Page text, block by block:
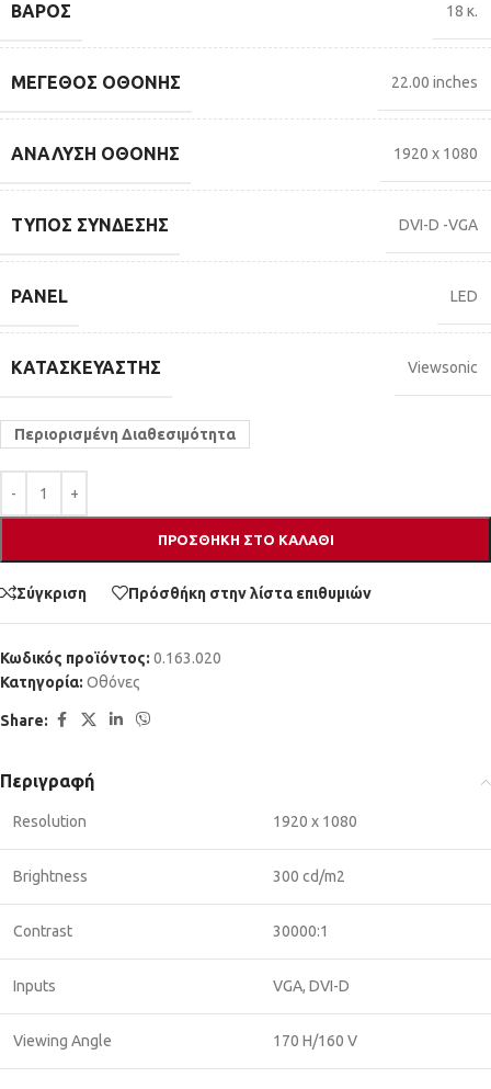
ΒΆΡΟΣ 18 κ.
ΜΈΓΕΘΟΣ ΟΘΌΝΗΣ 22.00 inches
ΑΝΆΛΥΣΗ ΟΘΌΝΗΣ 1920 x 1080
ΤΎΠΟΣ ΣΎΝΔΕΣΗΣ DVI-D -VGA
PANEL LED
ΚΑΤΑΣΚΕΥΑΣΤΉΣ Viewsonic
Περιορισμένη Διαθεσιμότητα
ΠΡΟΣΘΉΚΗ ΣΤΟ ΚΑΛΆΘΙ
Σύγκριση Πρόσθήκη στην λίστα επιθυμιών
Κωδικός προϊόντος: 0.163.020
Κατηγορία: Οθόνες
Share:
Περιγραφή
Resolution 1920 x 1080
Brightness 300 cd/m2
Contrast 30000:1
Inputs VGA, DVI-D
Viewing Angle 170 H/160 V